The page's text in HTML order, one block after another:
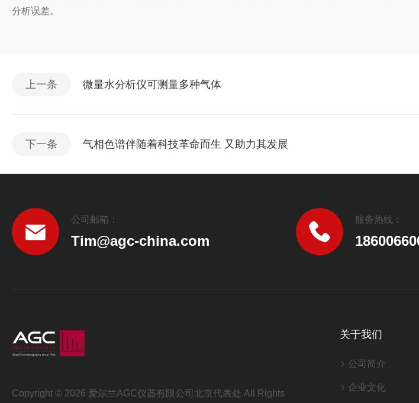
分析误差。
上一条 微量水分析仪可测量多种气体
下一条 气相色谱伴随着科技革命而生 又助力其发展
公司邮箱：
Tim@agc-china.com
服务热线：
Copyright © 2026 爱尔兰AGC仪器有限公司北京代表处 All Rights
关于我们
公司简介
企业文化